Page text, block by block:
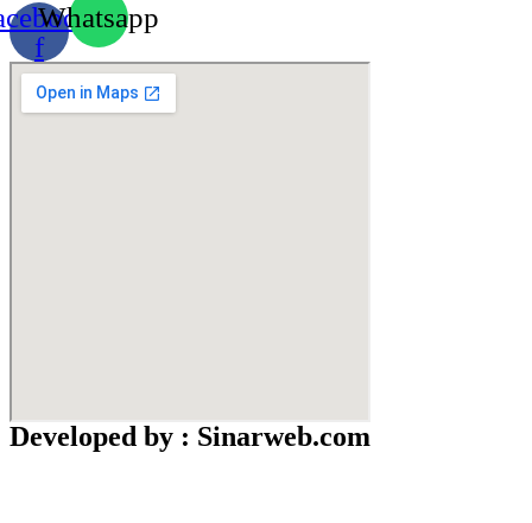
f
Whatsapp
Developed by : Sinarweb.com